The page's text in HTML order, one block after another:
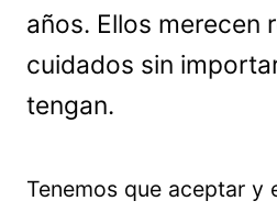
años. Ellos merecen
cuidados sin
tengan.
Tenemos que aceptar y